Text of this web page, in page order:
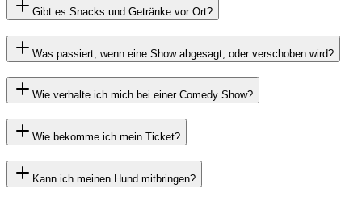
Gibt es Snacks und Getränke vor Ort?
Was passiert, wenn eine Show abgesagt, oder verschoben wird?
Wie verhalte ich mich bei einer Comedy Show?
Wie bekomme ich mein Ticket?
Kann ich meinen Hund mitbringen?